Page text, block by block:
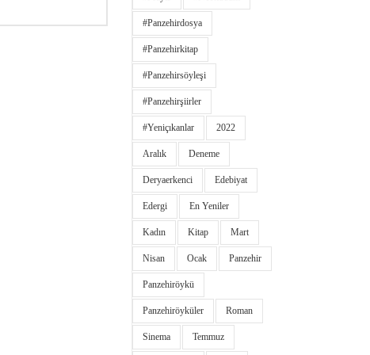
#panzehirdosya
#panzehirkitap
#panzehirsöyleşi
#panzehirşiirler
#yeniçıkanlar 2022
Aralık Deneme
Deryaerkenci Edebiyat
Edergi En Yeniler
Kadın Kitap Mart
Nisan Ocak Panzehir
Panzehiröykü
Panzehiröyküler Roman
Sinema Temmuz